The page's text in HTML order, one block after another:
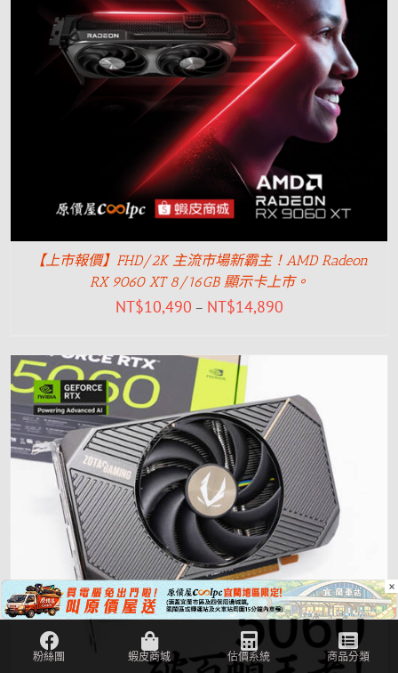
【上市報價】FHD/2K 主流市場新霸主！AMD Radeon
RX 9060 XT 8/16GB 顯示卡上市。
NT$10,490 – NT$14,890
×